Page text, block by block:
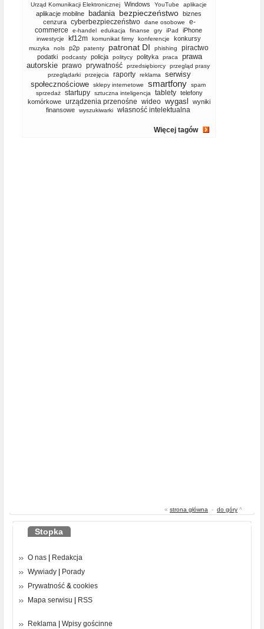
Urząd Komunikacji Elektronicznej Windows YouTube aplikacje
aplikacje mobilne badania bezpieczeństwo biznes
cenzura cyberbezpieczeństwo dane osobowe
e-
commerce
e-handel edukacja finanse gry iPad iPhone
inwestycje kf12m komunikat firmy konferencje konkursy
muzyka nols p2p patenty patronat DI phishing piractwo
podatki podcasty policja politycy polityka praca
prawa
autorskie prawo prywatność przedsiębiorcy
przegląd prasy
przeglądarki
przejęcia raporty reklama
serwisy
społecznościowe
sklepy internetowe smartfony
spam
sprzedaż
startupy sztuczna inteligencja tablety telefony
komórkowe
urządzenia przenośne wideo wygasl
wyniki
finansowe
wyszukiwarki własność intelektualna
Więcej tagów
« strona główna - do góry ^
Stopka
O nas
Redakcja
Wywiady
Porady
Prywatność & cookies
Mapa serwisu
RSS
Reklama Wpisy gościnne